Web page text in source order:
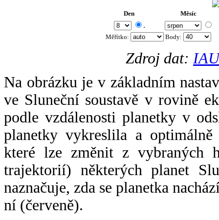
Den Měsíc
.
Měřítko: Body:
Zdroj dat:
Na obrázku je v základním
ve Sluneční soustavě v rovině
podle vzdálenosti planetky v
planetky vykreslila a
které lze změnit z vybraných
trajektorií) některých planet
naznačuje, zda se planetka
ní (červeně).